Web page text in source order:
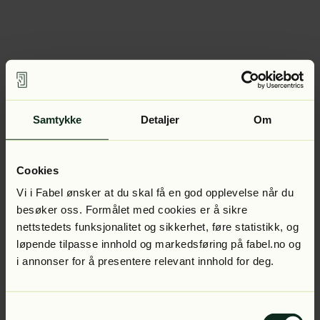
Samtykke Detaljer Om
Cookies
Vi i Fabel ønsker at du skal få en god opplevelse når du
besøker oss. Formålet med cookies er å sikre
nettstedets funksjonalitet og sikkerhet, føre statistikk, og
løpende tilpasse innhold og markedsføring på fabel.no og
i annonser for å presentere relevant innhold for deg.